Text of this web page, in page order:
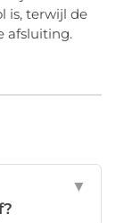
is, terwijl de
afsluiting.
▼